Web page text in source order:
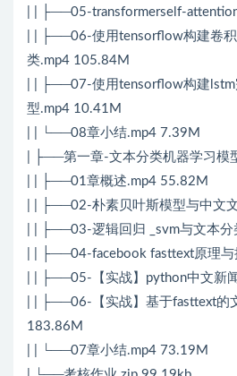
| | ├──05-transformerself-
| | ├──06-使用tensorflow构建卷
类.mp4 105.84M
| | ├──07-使用tensorflow构建
型.mp4 10.41M
| | └──08章小结.mp4 7.39M
| ├──第一章-文本分类机器学习模
| | ├──01章概述.mp4 55.82M
| | ├──02-朴素贝叶斯模型与中文
| | ├──03-逻辑回归 _svm与文本分
| | ├──04-facebook fasttext原理
| | ├──05-【实战】python中文新
| | ├──06-【实战】基于fasttext的
183.86M
| | └──07章小结.mp4 73.19M